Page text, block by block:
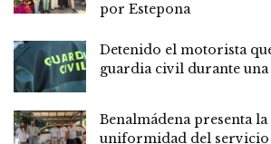
por Estepona
Detenido el motorista
guardia civil durante
Benalmádena presenta la
uniformidad del servicio